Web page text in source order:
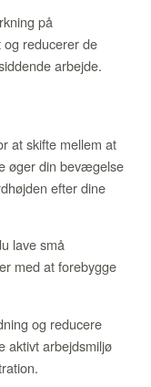
på
og reducerer de
arbejde.
at skifte mellem at
øger din bevægelse
efter dine
lave små
med at forebygge
og reducere
aktivt arbejdsmiljø